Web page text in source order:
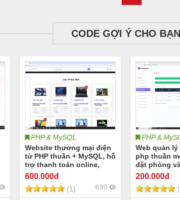
CODE GỢI Ý CHO BẠN
PHP & MySQL
Website thương mại điện
tử PHP thuần + MySQL, hỗ
trợ thanh toán online,
nhiều tính năng hay
600.000đ
(1) 699
PHP &
Web quản
php thuần
đặt phòng
200.000đ